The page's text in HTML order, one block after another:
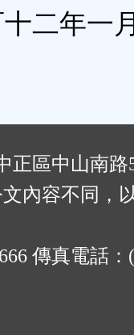
二年一
正區中山南
內容不同，
傳真電話：